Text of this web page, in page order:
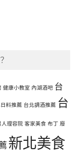
健康小教室 內湖酒吧 台
料推薦 台北調酒推薦 台
人理容院 客家美食 布丁 廢
新北美食